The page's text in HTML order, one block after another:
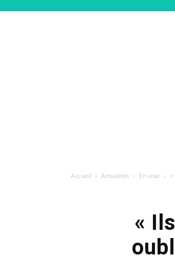
Accueil Actualités En vrac
«